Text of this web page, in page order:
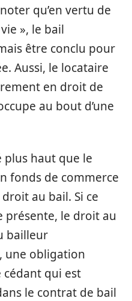
qu’en vertu de
», le bail
être conclu pour
Aussi, le locataire
en droit de
au bout d’une
plus haut que le
fonds de commerce
au bail. Si ce
présente, le droit au
bailleur
une obligation
qui est
le contrat de bail